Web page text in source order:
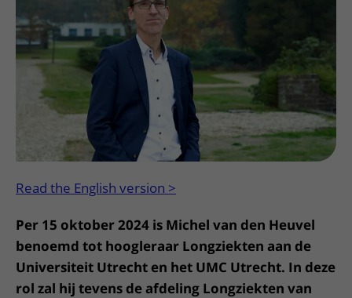
Onderzoeken en diagnostiek
Het Wilhelmina Kinderziekenhuis
Wachttijden
Bezoektijden
Wijzigen patiëntgegevens
Mijn UMC Utrecht patiëntportaal
Faciliteiten en voorzieningen
Bezoekregels
Kwaliteit en veiligheid
Route naar het ziekenhuis
Parkeren
Wegwijs in het ziekenhuis
Contact met polikliniek
Contact met verpleegafdeling
Het Wilhelmina Kinderziekenhuis
Teleconsult aanvragen
Diagnostiek aanvragen
Zorgverlenersportaal
Over UMC Utrecht
Research
Onderwijs
Werken bij het UMC Utrecht
Read the English version >
Per 15 oktober 2024 is Michel van den Heuvel
benoemd tot hoogleraar Longziekten aan de
Universiteit Utrecht en het UMC Utrecht. In deze
rol zal hij tevens de afdeling Longziekten van